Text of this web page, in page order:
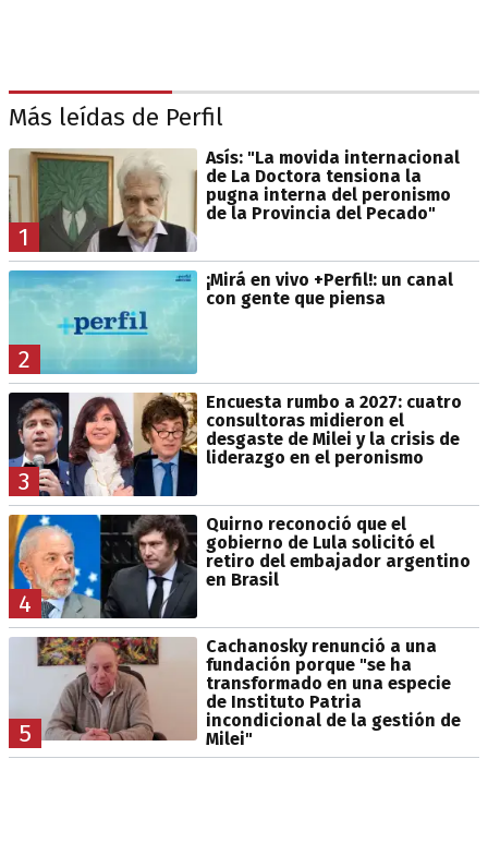
Más leídas de Perfil
1
Asís: "La movida internacional
de La Doctora tensiona la
pugna interna del peronismo
de la Provincia del Pecado"
2
¡Mirá en vivo +Perfil!: un canal
con gente que piensa
3
Encuesta rumbo a 2027: cuatro
consultoras midieron el
desgaste de Milei y la crisis de
liderazgo en el peronismo
4
Quirno reconoció que el
gobierno de Lula solicitó el
retiro del embajador argentino
en Brasil
5
Cachanosky renunció a una
fundación porque "se ha
transformado en una especie
de Instituto Patria
incondicional de la gestión de
Milei"